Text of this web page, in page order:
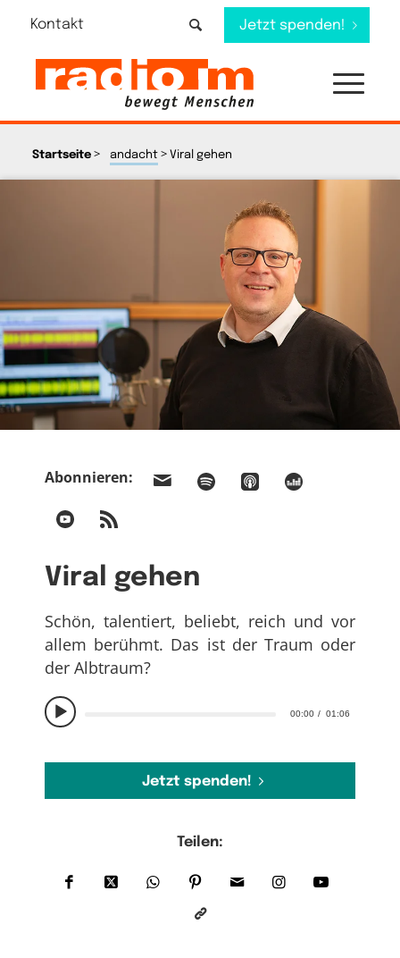
Kontakt Jetzt spenden!
Startseite> andacht> Viral gehen
Abonnieren:
Viral gehen
00:00 01:06
Schön, talentiert, beliebt, reich und vor
allem berühmt. Das ist der Traum oder
der Albtraum?
Jetzt spenden!
Teilen: